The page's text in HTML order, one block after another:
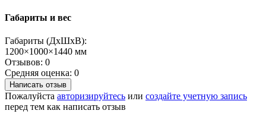
Габариты и вес
Габариты (ДхШхВ):
1200×1000×1440 мм
Отзывов: 0
Средняя оценка: 0
Написать отзыв
Пожалуйста авторизируйтесь или создайте учетную запись
перед тем как написать отзыв